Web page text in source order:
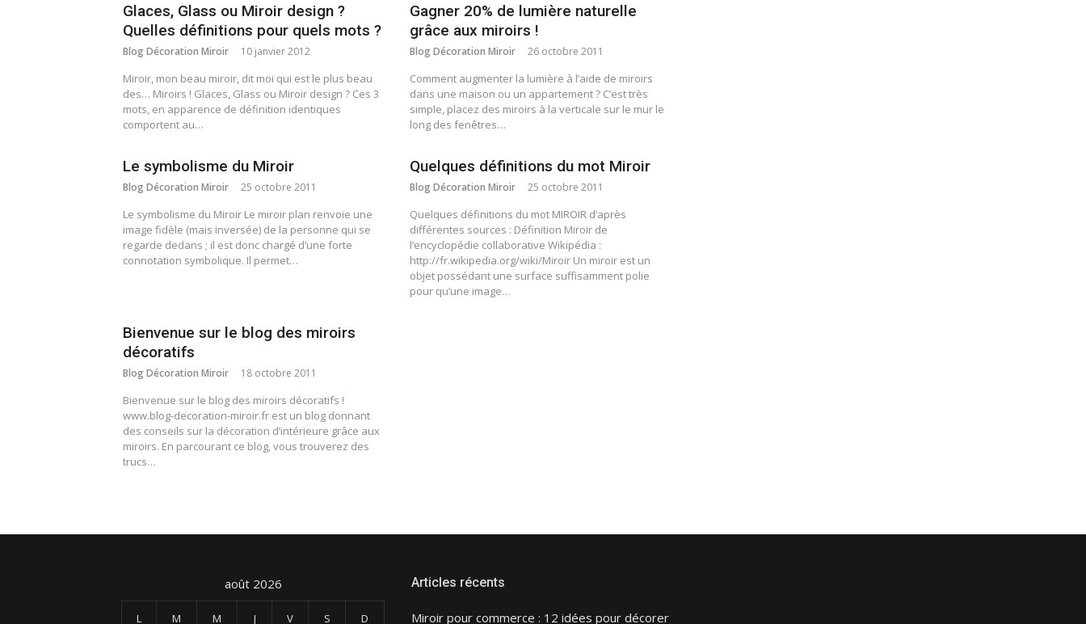
Glaces, Glass ou Miroir design ?
Quelles définitions pour quels mots ?
Blog Décoration Miroir 10 janvier 2012
Miroir, mon beau miroir, dit moi qui est le plus beau
des… Miroirs ! Glaces, Glass ou Miroir design ? Ces 3
mots, en apparence de définition identiques
comportent au…
Gagner 20% de lumière naturelle
grâce aux miroirs !
Blog Décoration Miroir 26 octobre 2011
Comment augmenter la lumière à l’aide de miroirs
dans une maison ou un appartement ? C’est très
simple, placez des miroirs à la verticale sur le mur le
long des fenêtres…
Le symbolisme du Miroir
Blog Décoration Miroir 25 octobre 2011
Le symbolisme du Miroir Le miroir plan renvoie une
image fidèle (mais inversée) de la personne qui se
regarde dedans ; il est donc chargé d’une forte
connotation symbolique. Il permet…
Quelques définitions du mot Miroir
Blog Décoration Miroir 25 octobre 2011
Quelques définitions du mot MIROIR d’après
différentes sources : Définition Miroir de
l’encyclopédie collaborative Wikipédia :
http://fr.wikipedia.org/wiki/Miroir Un miroir est un
objet possédant une surface suffisamment polie
pour qu’une image…
Bienvenue sur le blog des miroirs
décoratifs
Blog Décoration Miroir 18 octobre 2011
Bienvenue sur le blog des miroirs décoratifs !
www.blog-decoration-miroir.fr est un blog donnant
des conseils sur la décoration d’intérieure grâce aux
miroirs. En parcourant ce blog, vous trouverez des
trucs…
août 2026
L M M J V S D
Articles récents
Miroir pour commerce : 12 idées pour décorer